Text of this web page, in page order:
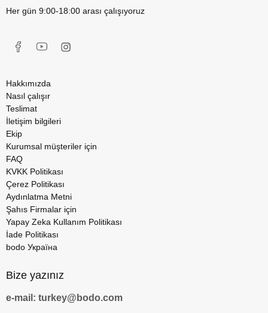
Her gün 9:00-18:00 arası çalışıyoruz
Hakkımızda
Nasıl çalışır
Teslimat
İletişim bilgileri
Ekip
Kurumsal müşteriler için
FAQ
KVKK Politikası
Çerez Politikası
Aydınlatma Metni
Şahıs Firmalar için
Yapay Zeka Kullanım Politikası
İade Politikası
bodo Україна
Bize yazınız
e-mail: turkey@bodo.com